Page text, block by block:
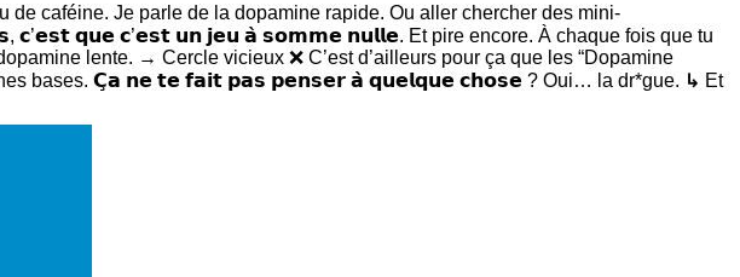
caféine. Je parle de la dopamine rapide. Ou aller chercher des mini-
𝗰’𝗲𝘀𝘁 𝗾𝘂𝗲 𝗰’𝗲𝘀𝘁 𝘂𝗻 𝗷𝗲𝘂 𝗮̀ 𝘀𝗼𝗺𝗺𝗲 𝗻𝘂𝗹𝗹𝗲. Et pire encore. À chaque fois que tu
lente. → Cercle vicieux ❌ C’est d’ailleurs pour ça que les “Dopamine
bases. 𝗖̧𝗮 𝗻𝗲 𝘁𝗲 𝗳𝗮𝗶𝘁 𝗽𝗮𝘀 𝗽𝗲𝗻𝘀𝗲𝗿 𝗮̀ 𝗾𝘂𝗲𝗹𝗾𝘂𝗲 𝗰𝗵𝗼𝘀𝗲 ? Oui… la dr*gue. ↳ Et